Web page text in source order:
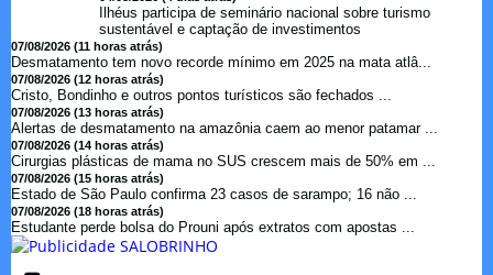
Ilhéus participa de seminário nacional sobre turismo
sustentável e captação de investimentos
07/08/2026 (11 horas atrás)
Desmatamento tem novo recorde mínimo em 2025 na mata atlâ...
07/08/2026 (12 horas atrás)
Cristo, Bondinho e outros pontos turísticos são fechados ...
07/08/2026 (13 horas atrás)
Alertas de desmatamento na amazônia caem ao menor patamar ...
07/08/2026 (14 horas atrás)
Cirurgias plásticas de mama no SUS crescem mais de 50% em ...
07/08/2026 (15 horas atrás)
Estado de São Paulo confirma 23 casos de sarampo; 16 não ...
07/08/2026 (18 horas atrás)
Estudante perde bolsa do Prouni após extratos com apostas ...